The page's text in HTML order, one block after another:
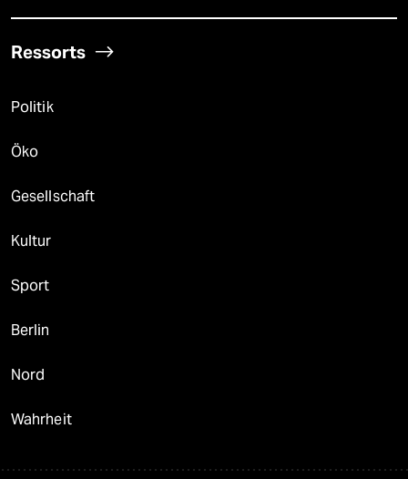
Ressorts
Politik
Öko
Gesellschaft
Kultur
Sport
Berlin
Nord
Wahrheit